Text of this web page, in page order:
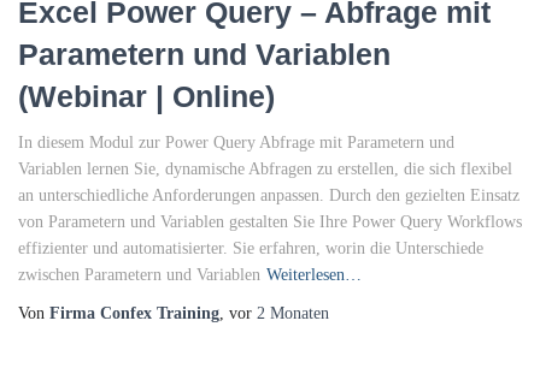
Excel Power Query – Abfrage mit
Parametern und Variablen
(Webinar | Online)
In diesem Modul zur Power Query Abfrage mit Parametern und
Variablen lernen Sie, dynamische Abfragen zu erstellen, die sich flexibel
an unterschiedliche Anforderungen anpassen. Durch den gezielten Einsatz
von Parametern und Variablen gestalten Sie Ihre Power Query Workflows
effizienter und automatisierter. Sie erfahren, worin die Unterschiede
zwischen Parametern und Variablen Weiterlesen…
Von Firma Confex Training , vor 2 Monaten